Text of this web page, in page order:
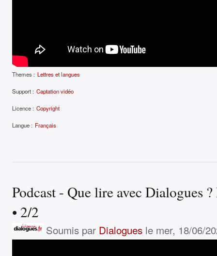
Themes : Lettres et langues
Support : Captation vidéo
Licence : Copyright
Langue : Français
Podcast - Que lire avec Dialogues
• 2/2
Soumis par Dialoguesle mer, 18/06/